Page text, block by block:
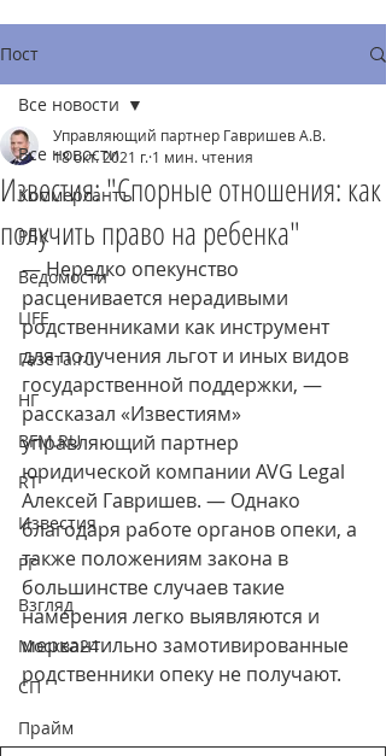
Пост
Все новости
Коммерсантъ
РБК
Ведомости
LIFE
Газета.ru
НГ
BFM.RU
RT
Известия
РГ
Взгляд
Москва24
СП
Прайм
Все новости
Известия: "Спорные отношения: как
получить право на ребенка"
Управляющий партнер Гавришев А.В.
18 окт. 2021 г. 1 мин. чтения
— Нередко опекунство
расценивается нерадивыми
родственниками как инструмент
для получения льгот и иных видов
государственной поддержки, —
рассказал «Известиям»
управляющий партнер
юридической компании AVG Legal
Алексей Гавришев. — Однако
благодаря работе органов опеки, а
также положениям закона в
большинстве случаев такие
намерения легко выявляются и
меркантильно замотивированные
родственники опеку не получают.